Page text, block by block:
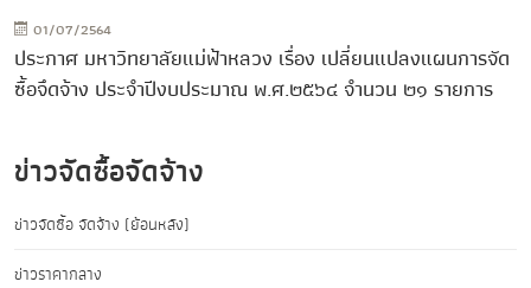
01/07/2564
ประกาศ มหาวิทยาลัยแม่ฟ้าหลวง เรื่อง เปลี่ยนแปลงแผนการจัด
ซื้อจึดจ้าง ประจำปีงบประมาณ พ.ศ.๒๕๖๔ จำนวน ๒๑ รายการ
ข่าวจัดซื้อจัดจ้าง
ข่าวจัดซื้อ จัดจ้าง (ย้อนหลัง)
ข่าวราคากลาง